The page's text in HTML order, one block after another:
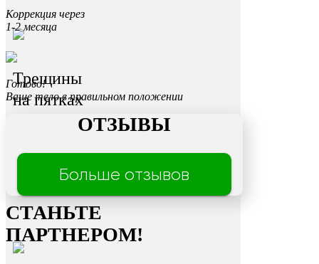
Трещины
на пятках
Коррекция через
1-2 месяца
Готово!
Ваше тело в правильном положении
ОТЗЫВЫ
Больше отзывов
СТАНЬТЕ
ПАРТНЕРОМ!